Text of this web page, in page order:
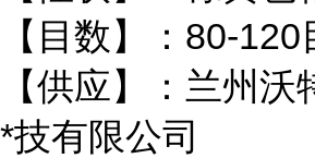
【目数】：80-120
【供应】：兰州沃
*技有限公司